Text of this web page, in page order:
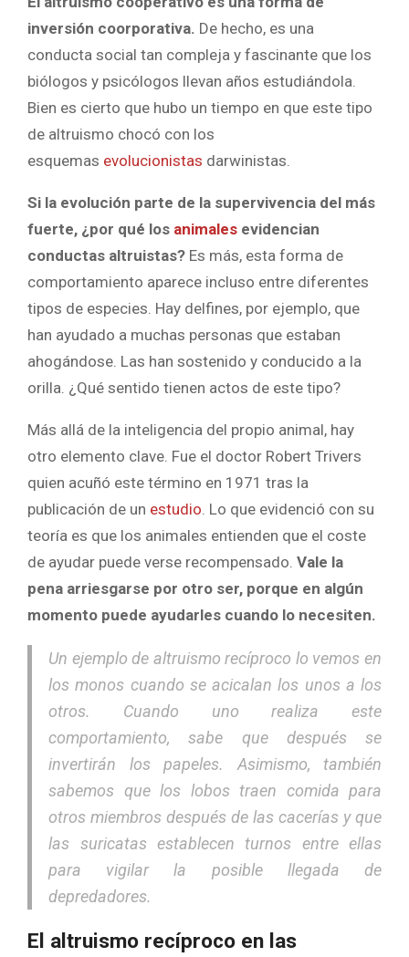
inversión coorporativa. De hecho, es una
conducta social tan compleja y fascinante que los
biólogos y psicólogos llevan años estudiándola.
Bien es cierto que hubo un tiempo en que este tipo
de altruismo chocó con los
esquemas evolucionistas darwinistas.
Si la evolución parte de la supervivencia del más
fuerte, ¿por qué los animales evidencian
conductas altruistas? Es más, esta forma de
comportamiento aparece incluso entre diferentes
tipos de especies. Hay delfines, por ejemplo, que
han ayudado a muchas personas que estaban
ahogándose. Las han sostenido y conducido a la
orilla. ¿Qué sentido tienen actos de este tipo?
Más allá de la inteligencia del propio animal, hay
otro elemento clave. Fue el doctor Robert Trivers
quien acuñó este término en 1971 tras la
publicación de un estudio . Lo que evidenció con su
teoría es que los animales entienden que el coste
de ayudar puede verse recompensado. Vale la
pena arriesgarse por otro ser, porque en algún
momento puede ayudarles cuando lo necesiten.
Un ejemplo de altruismo recíproco lo vemos en
los monos cuando se acicalan los unos a los
otros. Cuando uno realiza este
comportamiento, sabe que después se
invertirán los papeles. Asimismo, también
sabemos que los lobos traen comida para
otros miembros después de las cacerías y que
las suricatas establecen turnos entre ellas
para vigilar la posible llegada de
depredadores.
El altruismo recíproco en las